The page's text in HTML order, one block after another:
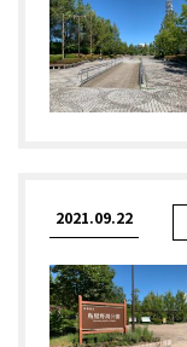
2021.09.22